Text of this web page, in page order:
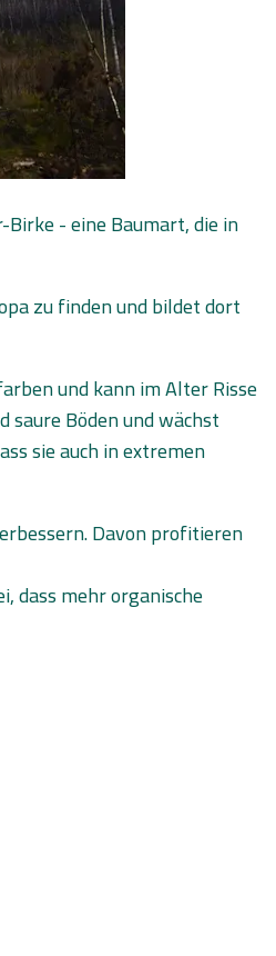
- eine Baumart, die in
zu finden und bildet dort
und kann im Alter Risse
Böden und wächst
sie auch in extremen
Davon profitieren
dass mehr organische